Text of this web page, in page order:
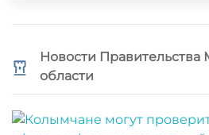
Новости Правительства
области